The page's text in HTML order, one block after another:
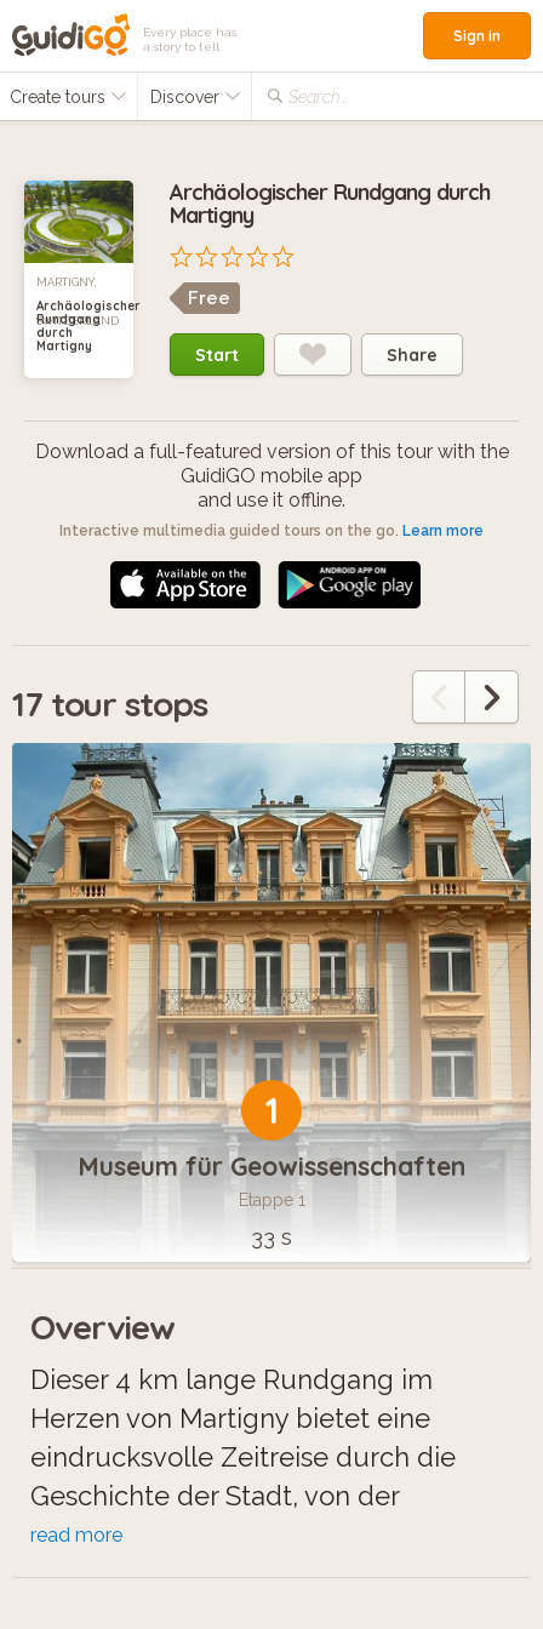
Every place has
a story to tell
Create tours Discover Search...
Sign in
MARTIGNY,
SWITZERLAND
Archäologischer
Rundgang
durch
Martigny
Archäologischer Rundgang durch
Martigny
Free
Start Share
Download a full-featured version of this tour with the
GuidiGO mobile app
and use it offline.
Interactive multimedia guided tours on the go. Learn more
17 tour stops
1
Museum für Geowissenschaften
Etappe 1
33 s
Overview
Dieser 4 km lange Rundgang im
Herzen von Martigny bietet eine
eindrucksvolle Zeitreise durch die
Geschichte der Stadt, von der
Römerzeit bis ins Mittelalter. Er
ermöglicht den Besucherinnen und
read more